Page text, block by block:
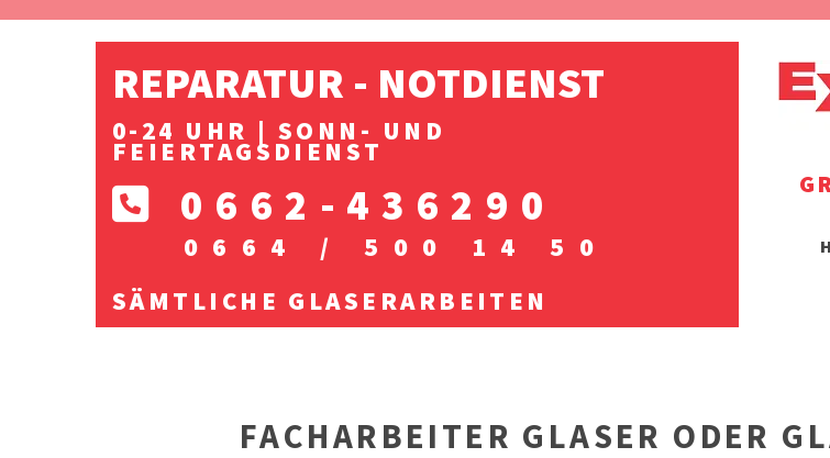
REPARATUR - NOTDIENST
0-24 UHR | SONN- UND
FEIERTAGSDIENST
 0662-436290
0664 / 500 14 50
SÄMTLICHE GLASERARBEITEN
FACHARBEITER GLASER ODER